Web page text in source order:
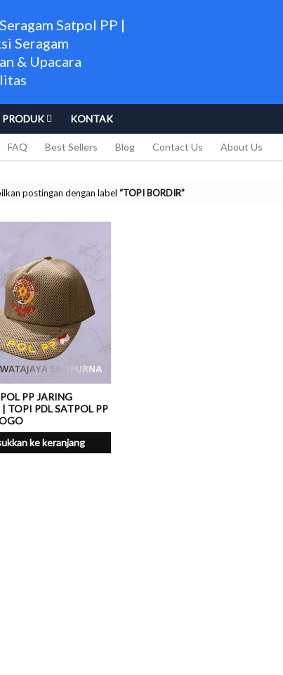
Satpol PP |
Seragam
& Upacara
PRODUK KONTAK
FAQ Best Sellers Blog Contact Us About Us
postingan dengan label TOPI BORDIR
PP JARING
| TOPI PDL SATPOL PP
ke keranjang